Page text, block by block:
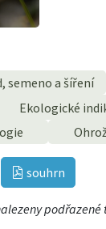
semeno a šíření
Ekologické
souhrn
podřazené